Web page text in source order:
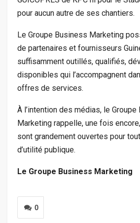
pour aucun autre de ses chantiers.
Le Groupe Business Marketing
de partenaires et fournisseurs
suffisamment outillés, qualifiés,
disponibles qui l’accompagnent
offres de services.
À l’intention des médias, le Groupe
Marketing rappelle, une fois
sont grandement ouvertes pour
d’utilité publique.
Le Groupe Business Marketing
0